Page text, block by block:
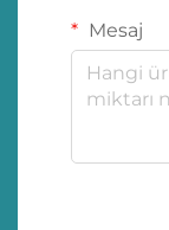
Mesaj